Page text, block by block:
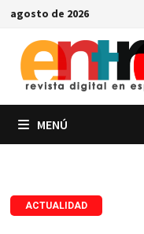
Saltar
contenido
agosto de 2026
MENÚ
ACTUALIDAD